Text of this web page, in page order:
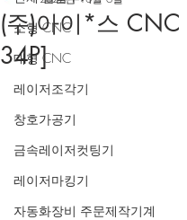
소형 CNC
대형 CNC
레이저조각기
창호가공기
금속레이저컷팅기
레이저마킹기
자동화장비 주문제작기계
(주)아이*스 CNC
34P]